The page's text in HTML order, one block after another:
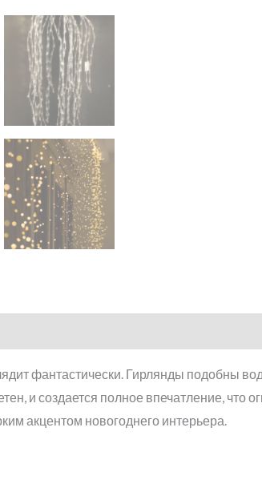
фантастически. Гирлянды подобны
и создается полное впечатление, что
акцентом новогоднего интерьера.